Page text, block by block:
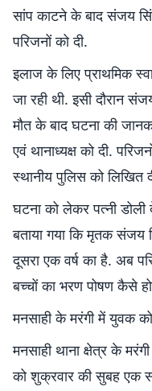
सांप काटने के बाद संजय
परिजनों को दी.
इलाज के लिए प्राथमिक
जा रही थी. इसी दौरान
मौत के बाद घटना की
एवं थानाध्यक्ष को दी.
स्थानीय पुलिस को लिखित
घटना को लेकर पत्नी डोली
बताया गया कि मृतक संजय
दूसरा एक वर्ष का है. अब
बच्चों का भरण पोषण कैसे
मनसाही के मरंगी में युवक
मनसाही थाना क्षेत्र के
को शुक्रवार की सुबह एक